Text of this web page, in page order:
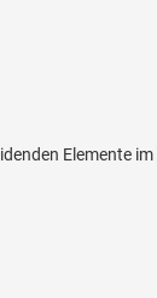
Elemente im